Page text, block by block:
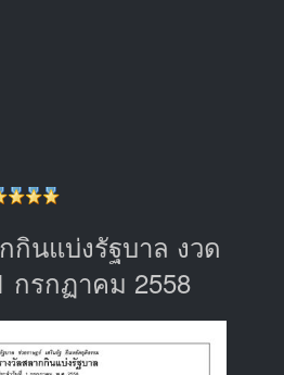
กินแบ่งรัฐบาล งวด
กรกฏาคม 2558